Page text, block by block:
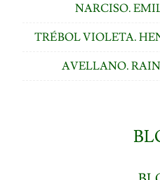
NARCISO.
TRÉBOL VIOLETA.
AVELLANO.